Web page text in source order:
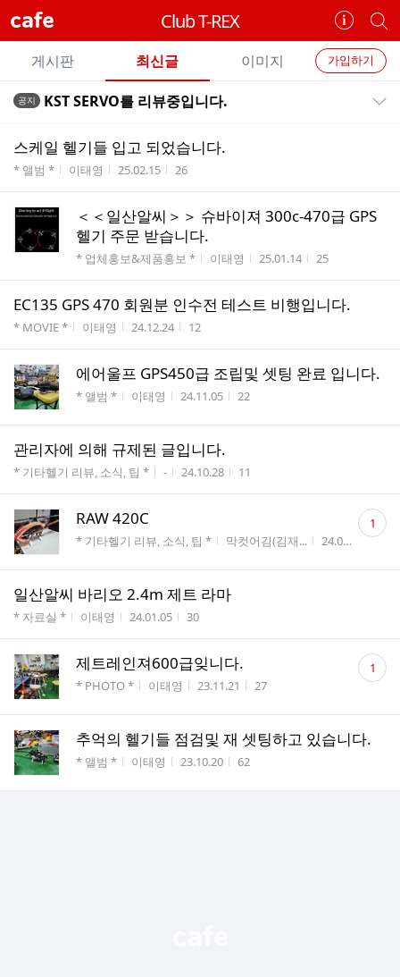
cafe Club T-REX
카
페
정
보
개
별
카
페
검
카
메
뉴
가입하기
게시판 최신글 이미지
전
글
트
공지 KST SERVO를 리뷰중입니다.
스케일 헬기들 입고 되었습니다.
게시판명
* 앨범 * 작성자
이태영 작성시간
25.02.15 조회수
26
＜＜일산알씨＞＞ 슈바이져 300c-470급 GPS
헬기 주문 받습니다.
게시판명
* 업체홍보&제품홍보 * 작성자
이태영 작성시간
25.01.14 조회수
25
EC135 GPS 470 회원분 인수전 테스트 비행입니다.
게시판명
* MOVIE * 작성자
이태영 작성시간
24.12.24 조회수
12
에어울프 GPS450급 조립및 셋팅 완료 입니다.
게시판명
* 앨범 * 작성자
이태영 작성시간
24.11.05 조회수
22
관리자에 의해 규제된 글입니다.
게시판명
* 기타헬기 리뷰, 소식, 팁 * 작성자
- 작성시간
24.10.28 조회수
11
RAW 420C
게시판명
* 기타헬기 리뷰, 소식, 팁 * 작성자
막컷어김(김재... 작성시간
24.04.20 조
85
댓
글 1
일산알씨 바리오 2.4m 제트 라마
게시판명
* 자료실 * 작성자
이태영 작성시간
24.01.05 조회수
30
제트레인져600급잊니다.
게시판명
* PHOTO * 작성자
이태영 작성시간
23.11.21 조회수
27
댓
글 1
추억의 헬기들 점검및 재 셋팅하고 있습니다.
게시판명
* 앨범 * 작성자
이태영 작성시간
23.10.20 조회수
62